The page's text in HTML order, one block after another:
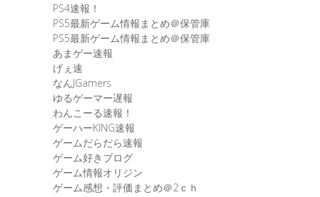
PS4速報！
PS5最新ゲーム情報まとめ＠保管庫
PS5最新ゲーム情報まとめ＠保管庫
あまゲー速報
げぇ速
なんJGamers
ゆるゲーマー遅報
わんこーる速報！
ゲーハーKING速報
ゲームだらだら速報
ゲーム好きブログ
ゲーム情報オリジン
ゲーム感想・評価まとめ＠2ｃｈ